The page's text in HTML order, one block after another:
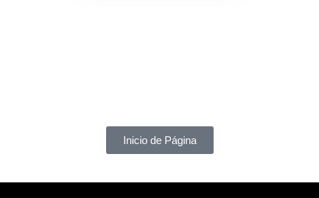
Inicio de Página